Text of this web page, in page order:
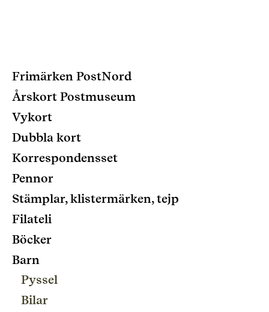
Frimärken PostNord
Årskort Postmuseum
Vykort
Dubbla kort
Korrespondensset
Pennor
Stämplar, klistermärken, tejp
Filateli
Böcker
Barn
Pyssel
Bilar